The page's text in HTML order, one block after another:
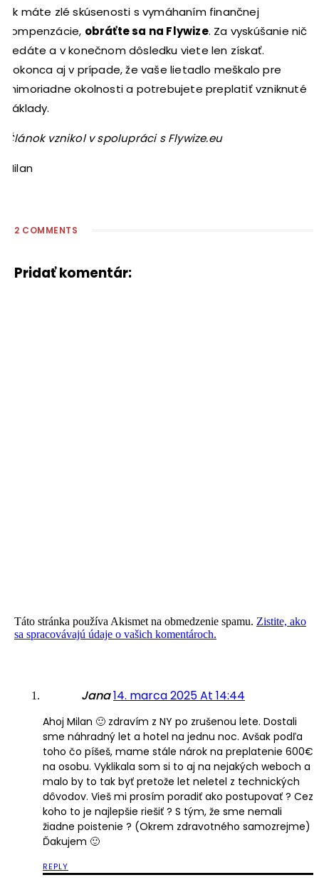
Ak máte zlé skúsenosti s vymáhaním finančnej
kompenzácie, obráťte sa na Flywize. Za vyskúšanie nič
nedáte a v konečnom dôsledku viete len získať.
Dokonca aj v prípade, že vaše lietadlo meškalo pre
mimoriadne okolnosti a potrebujete preplatiť vzniknuté
náklady.
Článok vznikol v spolupráci s Flywize.eu
Milan
2 COMMENTS
Jana14. marca 2025 At 14:44
Ahoj Milan 🙂 zdravím z NY po zrušenou lete. Dostali
sme náhradný let a hotel na jednu noc. Avšak podľa
toho čo píšeš, mame stále nárok na preplatenie 600€
na osobu. Vyklikala som si to aj na nejakých weboch a
malo by to tak byť pretože let neletel z technických
dôvodov. Vieš mi prosím poradiť ako postupovať ? Cez
koho to je najlepšie riešiť ? S tým, že sme nemali
žiadne poistenie ? (Okrem zdravotného samozrejme)
Ďakujem 🙂
REPLY
Pridať komentár:
Táto stránka používa Akismet na obmedzenie spamu. Zistite, ako
sa spracovávajú údaje o vašich komentároch.